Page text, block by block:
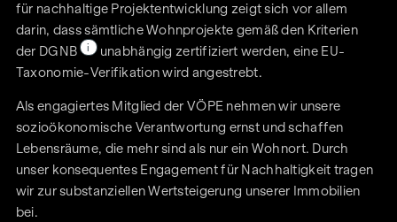
für nachhaltige Projektentwicklung zeigt sich vor allem
darin, dass sämtliche Wohnprojekte gemäß den Kriterien
der DGNB
i
unabhängig zertifiziert werden, eine EU-
Taxonomie-Verifikation wird angestrebt.
Als engagiertes Mitglied der VÖPE nehmen wir unsere
sozioökonomische Verantwortung ernst und schaffen
Lebensräume, die mehr sind als nur ein Wohnort. Durch
unser konsequentes Engagement für Nachhaltigkeit tragen
wir zur substanziellen Wertsteigerung unserer Immobilien
bei.